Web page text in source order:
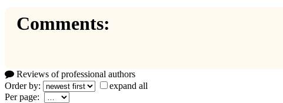
Comments:
Reviews of professional authors
Order by:
expand all
Per page: